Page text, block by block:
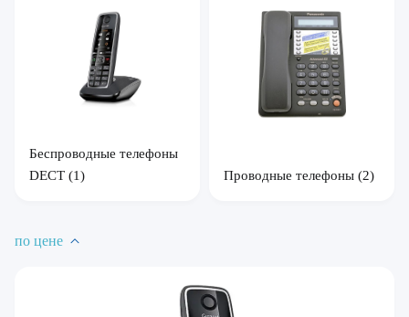
Беспроводные телефоны
DECT (1) Проводные телефоны (2)
по цене